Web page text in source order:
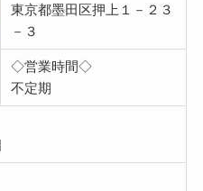
東京都墨田区押上１－２３
－３
◇営業時間◇
不定期